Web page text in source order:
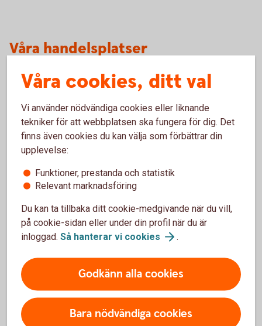
Våra handelsplatser
Här finner du en lista över marknadsplatser där banken
handlar direkt för din räkning. Om du vill handla på vissa
din order till samarbetande mäklarföretag.
Handelsplatser där Swedbank utför order
För 2023, Sparbanken Bergslagen
Sammanfattning av analys
Våra cookies, ditt val
Vi använder nödvändiga cookies eller liknande
tekniker för att webbplatsen ska fungera för dig. Det
finns även cookies du kan välja som förbättrar din
upplevelse:
Funktioner, prestanda och statistik
Relevant marknadsföring
Du kan ta tillbaka ditt cookie-medgivande när du vill,
på cookie-sidan eller under din profil när du är
inloggad. Så hanterar vi cookies .
Godkänn alla cookies
Bara nödvändiga cookies